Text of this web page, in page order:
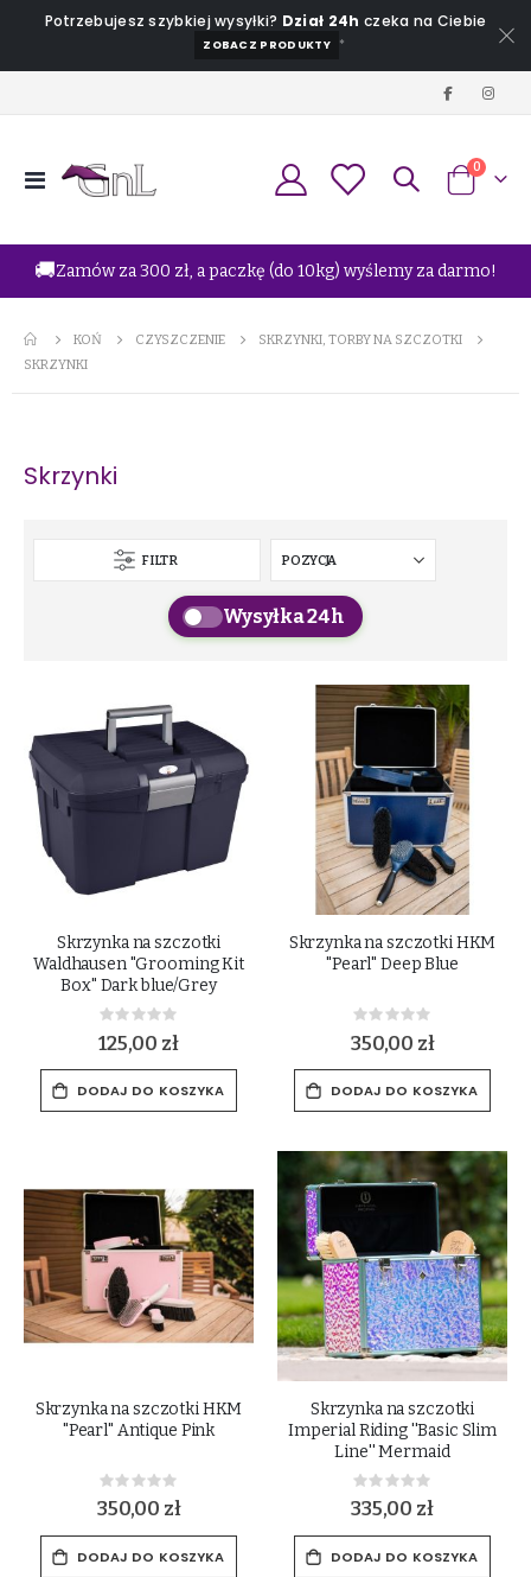
Potrzebujesz szybkiej wysyłki? Dział 24h czeka na Ciebie
ZOBACZ PRODUKTY *
Przełącznik
Koszyk
0
🚚Zamów za 300 zł, a paczkę (do 10kg) wyślemy za darmo!
KOŃ CZYSZCZENIE
SKRZYNKI, TORBY NA SZCZOTKI
SKRZYNKI
Skrzynki
FILTR
Wysyłka 24h
Skrzynka na szczotki
Waldhausen "Grooming Kit
Box" Dark blue/Grey
Rating:
0%
125,00 zł
DODAJ DO KOSZYKA
Skrzynka na szczotki HKM
"Pearl" Deep Blue
Rating:
0%
350,00 zł
DODAJ DO KOSZYKA
Skrzynka na szczotki HKM
"Pearl" Antique Pink
Rating:
0%
350,00 zł
DODAJ DO KOSZYKA
Skrzynka na szczotki
Imperial Riding ''Basic Slim
Line'' Mermaid
Rating:
0%
335,00 zł
DODAJ DO KOSZYKA